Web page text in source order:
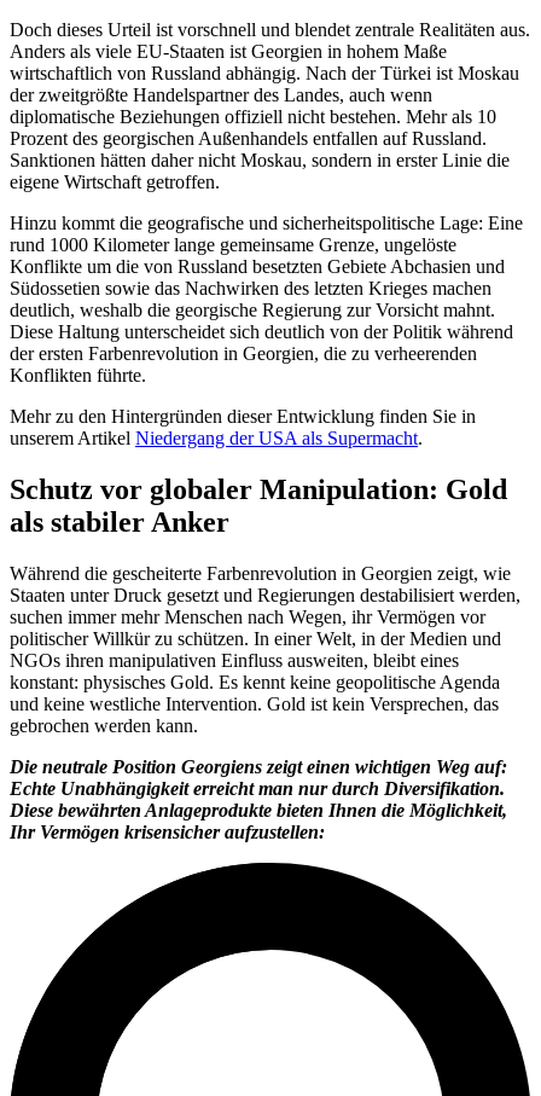
Doch dieses Urteil ist vorschnell und blendet zentrale Realitäten aus.
Anders als viele EU-Staaten ist Georgien in hohem Maße
wirtschaftlich von Russland abhängig. Nach der Türkei ist Moskau
der zweitgrößte Handelspartner des Landes, auch wenn
diplomatische Beziehungen offiziell nicht bestehen. Mehr als 10
Prozent des georgischen Außenhandels entfallen auf Russland.
Sanktionen hätten daher nicht Moskau, sondern in erster Linie die
eigene Wirtschaft getroffen.
Hinzu kommt die geografische und sicherheitspolitische Lage: Eine
rund 1000 Kilometer lange gemeinsame Grenze, ungelöste
Konflikte um die von Russland besetzten Gebiete Abchasien und
Südossetien sowie das Nachwirken des letzten Krieges machen
deutlich, weshalb die georgische Regierung zur Vorsicht mahnt.
Diese Haltung unterscheidet sich deutlich von der Politik während
der ersten Farbenrevolution in Georgien, die zu verheerenden
Konflikten führte.
Mehr zu den Hintergründen dieser Entwicklung finden Sie in
unserem Artikel Niedergang der USA als Supermacht.
Schutz vor globaler Manipulation: Gold
als stabiler Anker
Während die gescheiterte Farbenrevolution in Georgien zeigt, wie
Staaten unter Druck gesetzt und Regierungen destabilisiert werden,
suchen immer mehr Menschen nach Wegen, ihr Vermögen vor
politischer Willkür zu schützen. In einer Welt, in der Medien und
NGOs ihren manipulativen Einfluss ausweiten, bleibt eines
konstant: physisches Gold. Es kennt keine geopolitische Agenda
und keine westliche Intervention. Gold ist kein Versprechen, das
gebrochen werden kann.
Die neutrale Position Georgiens zeigt einen wichtigen Weg auf:
Echte Unabhängigkeit erreicht man nur durch Diversifikation.
Diese bewährten Anlageprodukte bieten Ihnen die Möglichkeit,
Ihr Vermögen krisensicher aufzustellen: